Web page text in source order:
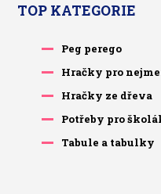
TOP KATEGORIE
Peg perego
Hračky pro
Hračky ze dřeva
Potřeby pro
Tabule a tabulky